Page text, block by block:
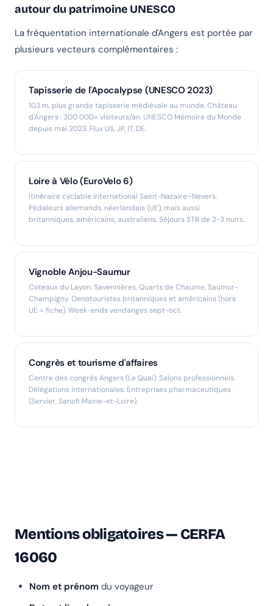
autour du patrimoine UNESCO
La fréquentation internationale d'Angers est portée par
plusieurs vecteurs complémentaires :
Tapisserie de l'Apocalypse (UNESCO 2023)
103 m, plus grande tapisserie médiévale au monde. Château
d'Angers : 300 000+ visiteurs/an. UNESCO Mémoire du Monde
depuis mai 2023. Flux US, JP, IT, DE.
Loire à Vélo (EuroVelo 6)
Itinéraire cyclable international Saint-Nazaire–Nevers.
Pédaleurs allemands, néerlandais (UE), mais aussi
britanniques, américains, australiens. Séjours STR de 2-3 nuits.
Vignoble Anjou-Saumur
Coteaux du Layon, Savennières, Quarts de Chaume, Saumur-
Champigny. Oenotouristes britanniques et américains (hors
UE = fiche). Week-ends vendanges sept-oct.
Congrès et tourisme d'affaires
Centre des congrès Angers (Le Quai). Salons professionnels.
Délégations internationales. Entreprises pharmaceutiques
(Servier, Sanofi Maine-et-Loire).
Mentions obligatoires — CERFA
16060
Nom et prénom du voyageur